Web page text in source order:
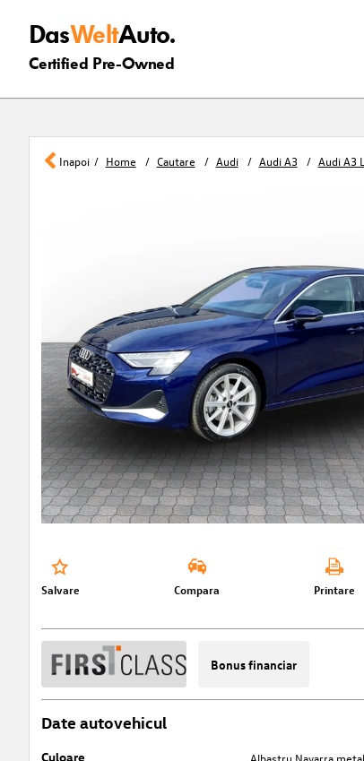
DasWeltAuto.
Certified Pre-Owned
Inapoi Home Cautare Audi Audi A3 Audi A3
Salvare Compara Printare
Bonus financiar
Date autovehicul
Culoare Albastru Navarra